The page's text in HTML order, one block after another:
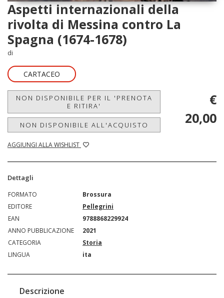
Aspetti internazionali della
rivolta di Messina contro La
Spagna (1674-1678)
di
CARTACEO
NON DISPONIBILE PER IL 'PRENOTA
E RITIRA'
NON DISPONIBILE ALL'ACQUISTO
AGGIUNGI ALLA WISHLIST
€
20,00
Dettagli
FORMATO
Brossura
EDITORE
Pellegrini
EAN
9788868229924
ANNO PUBBLICAZIONE
2021
CATEGORIA
Storia
LINGUA
ita
Descrizione